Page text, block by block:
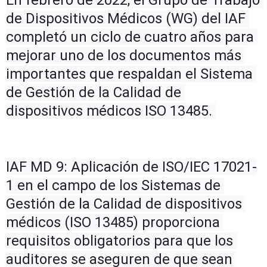
de Dispositivos Médicos (WG) del IAF
completó un ciclo de cuatro años para
mejorar uno de los documentos más
importantes que respaldan el Sistema
de Gestión de la Calidad de
dispositivos médicos ISO 13485.
IAF MD 9: Aplicación de ISO/IEC 17021-
1 en el campo de los Sistemas de
Gestión de la Calidad de dispositivos
médicos (ISO 13485) proporciona
requisitos obligatorios para que los
auditores se aseguren de que sean